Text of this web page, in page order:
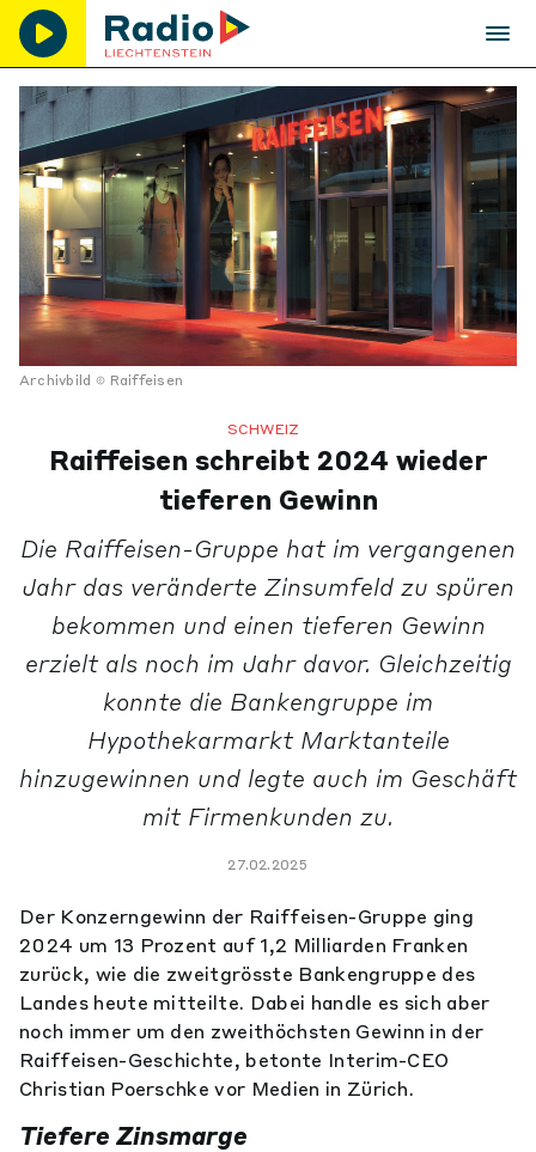
Archivbild Raiffeisen
SCHWEIZ
Raiffeisen schreibt 2024 wieder
tieferen Gewinn
Die Raiffeisen-Gruppe hat im vergangenen
Jahr das veränderte Zinsumfeld zu spüren
bekommen und einen tieferen Gewinn
erzielt als noch im Jahr davor. Gleichzeitig
konnte die Bankengruppe im
Hypothekarmarkt Marktanteile
hinzugewinnen und legte auch im Geschäft
mit Firmenkunden zu.
27.02.2025
Der Konzerngewinn der Raiffeisen-Gruppe ging
2024 um 13 Prozent auf 1,2 Milliarden Franken
zurück, wie die zweitgrösste Bankengruppe des
Landes heute mitteilte. Dabei handle es sich aber
noch immer um den zweithöchsten Gewinn in der
Raiffeisen-Geschichte, betonte Interim-CEO
Christian Poerschke vor Medien in Zürich.
Tiefere Zinsmarge